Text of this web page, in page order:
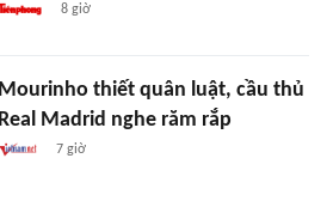
8 giờ
Mourinho thiết quân luật, cầu thủ
Real Madrid nghe răm rắp
7 giờ